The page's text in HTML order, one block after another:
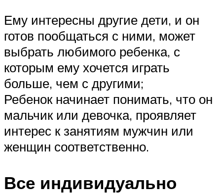
Ему интересны другие дети, и он
готов пообщаться с ними, может
выбрать любимого ребенка, с
которым ему хочется играть
больше, чем с другими;
Ребенок начинает понимать, что он
мальчик или девочка, проявляет
интерес к занятиям мужчин или
женщин соответственно.
Все индивидуально